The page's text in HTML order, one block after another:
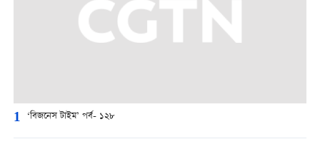
1 ‘বিজনেস টাইম’ পর্ব- ১২৮